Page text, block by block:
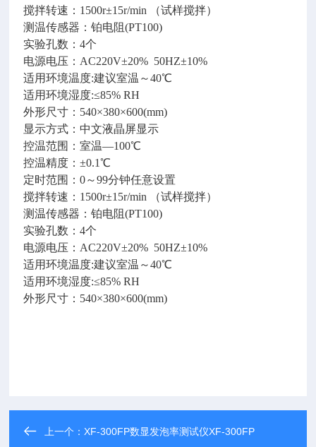
搅拌转速：1500r±15r/min （试样搅拌）
测温传感器：铂电阻(PT100)
实验孔数：4个
电源电压：AC220V±20% 50HZ±10%
适用环境温度:建议室温～40℃
适用环境湿度:≤85% RH
外形尺寸：540×380×600(mm)
显示方式：中文液晶屏显示
控温范围：室温—100℃
控温精度：±0.1℃
定时范围：0～99分钟任意设置
搅拌转速：1500r±15r/min （试样搅拌）
测温传感器：铂电阻(PT100)
实验孔数：4个
电源电压：AC220V±20% 50HZ±10%
适用环境温度:建议室温～40℃
适用环境湿度:≤85% RH
外形尺寸：540×380×600(mm)
上一个：XF-300FP数显发泡率测试仪XF-300FP